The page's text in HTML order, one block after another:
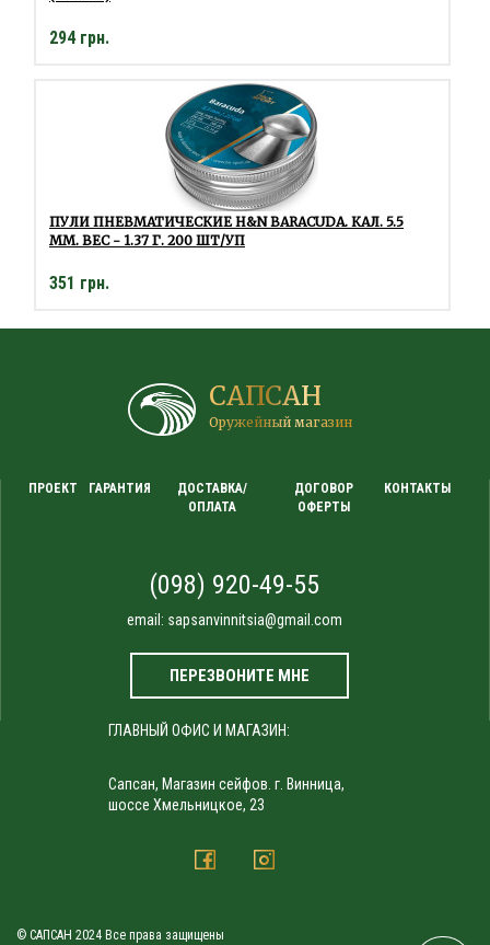
294 грн.
ПУЛИ ПНЕВМАТИЧЕСКИЕ H&N BARACUDA. КАЛ. 5.5
ММ. ВЕС - 1.37 Г. 200 ШТ/УП
351 грн.
САПСАН
Оружейный магазин
ПРОЕКТ ГАРАНТИЯ
ДОСТАВКА/
ОПЛАТА
ДОГОВОР
ОФЕРТЫ
КОНТАКТЫ
(098) 920-49-55
email: sapsanvinnitsia@gmail.com
ПЕРЕЗВОНИТЕ МНЕ
ГЛАВНЫЙ ОФИС И МАГАЗИН:
Сапсан, Магазин сейфов. г. Винница,
шоссе Хмельницкое, 23
© САПСАН 2024 Все права защищены